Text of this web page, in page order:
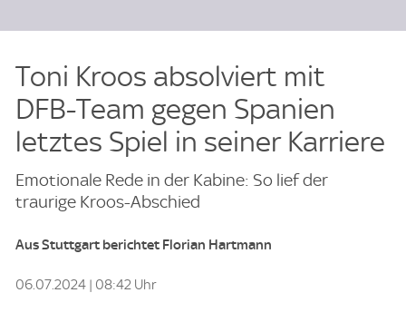
Toni Kroos absolviert mit
DFB-Team gegen Spanien
letztes Spiel in seiner Karriere
Emotionale Rede in der Kabine: So lief der
traurige Kroos-Abschied
Aus Stuttgart berichtet Florian Hartmann
06.07.2024 | 08:42 Uhr